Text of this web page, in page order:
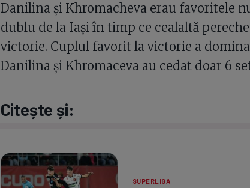
Danilina și Khromacheva erau favoritele
dublu de la Iași în timp ce cealaltă
victorie. Cuplul favorit la victorie a
Danilina și Khromaceva au cedat doar 6
Citește și:
SUPERLIGA